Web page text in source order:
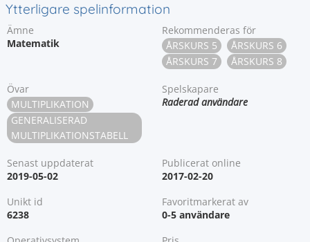
Ytterligare spelinformation
Ämne
Matematik
Rekommenderas för
ÅRSKURS 5
ÅRSKURS 6
ÅRSKURS 7
ÅRSKURS 8
Övar
MULTIPLIKATION
GENERALISERAD
MULTIPLIKATIONSTABELL
Spelskapare
Raderad användare
Senast uppdaterat
2019-05-02
Publicerat online
2017-02-20
Unikt id
6238
Favoritmarkerat av
0-5 användare